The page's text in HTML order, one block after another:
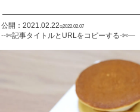
公開：2021.02.22ಇ2022.02.07
--✄記事タイトルとURLをコピーする-✄—